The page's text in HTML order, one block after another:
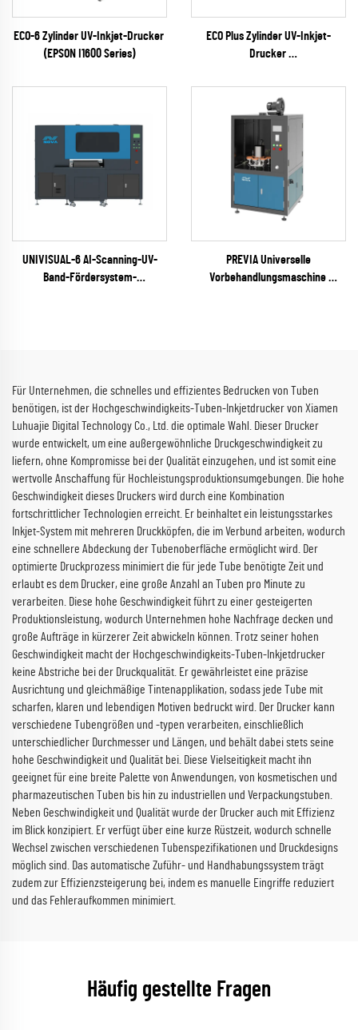
ECO-6 Zylinder UV-Inkjet-Drucker
(EPSON I1600 Series)
ECO Plus Zylinder UV-Inkjet-
Drucker
UNIVISUAL-6 AI-Scanning-UV-
Band-Fördersystem-
PREVIA Universelle
Vorbehandlungsmaschine
Für Unternehmen, die schnelles und effizientes Bedrucken von Tuben
benötigen, ist der Hochgeschwindigkeits-Tuben-Inkjetdrucker von Xiamen
Luhuajie Digital Technology Co., Ltd. die optimale Wahl. Dieser Drucker
wurde entwickelt, um eine außergewöhnliche Druckgeschwindigkeit zu
liefern, ohne Kompromisse bei der Qualität einzugehen, und ist somit eine
wertvolle Anschaffung für Hochleistungsproduktionsumgebungen. Die hohe
Geschwindigkeit dieses Druckers wird durch eine Kombination
fortschrittlicher Technologien erreicht. Er beinhaltet ein leistungsstarkes
Inkjet-System mit mehreren Druckköpfen, die im Verbund arbeiten, wodurch
eine schnellere Abdeckung der Tubenoberfläche ermöglicht wird. Der
optimierte Druckprozess minimiert die für jede Tube benötigte Zeit und
erlaubt es dem Drucker, eine große Anzahl an Tuben pro Minute zu
verarbeiten. Diese hohe Geschwindigkeit führt zu einer gesteigerten
Produktionsleistung, wodurch Unternehmen hohe Nachfrage decken und
große Aufträge in kürzerer Zeit abwickeln können. Trotz seiner hohen
Geschwindigkeit macht der Hochgeschwindigkeits-Tuben-Inkjetdrucker
keine Abstriche bei der Druckqualität. Er gewährleistet eine präzise
Ausrichtung und gleichmäßige Tintenapplikation, sodass jede Tube mit
scharfen, klaren und lebendigen Motiven bedruckt wird. Der Drucker kann
verschiedene Tubengrößen und -typen verarbeiten, einschließlich
unterschiedlicher Durchmesser und Längen, und behält dabei stets seine
hohe Geschwindigkeit und Qualität bei. Diese Vielseitigkeit macht ihn
geeignet für eine breite Palette von Anwendungen, von kosmetischen und
pharmazeutischen Tuben bis hin zu industriellen und Verpackungstuben.
Neben Geschwindigkeit und Qualität wurde der Drucker auch mit Effizienz
im Blick konzipiert. Er verfügt über eine kurze Rüstzeit, wodurch schnelle
Wechsel zwischen verschiedenen Tubenspezifikationen und Druckdesigns
möglich sind. Das automatische Zuführ- und Handhabungssystem trägt
zudem zur Effizienzsteigerung bei, indem es manuelle Eingriffe reduziert
und das Fehleraufkommen minimiert.
Häufig gestellte Fragen